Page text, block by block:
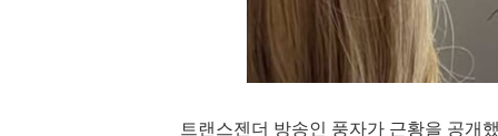
트랜스젠더 방송인 풍자가 근황을 공개